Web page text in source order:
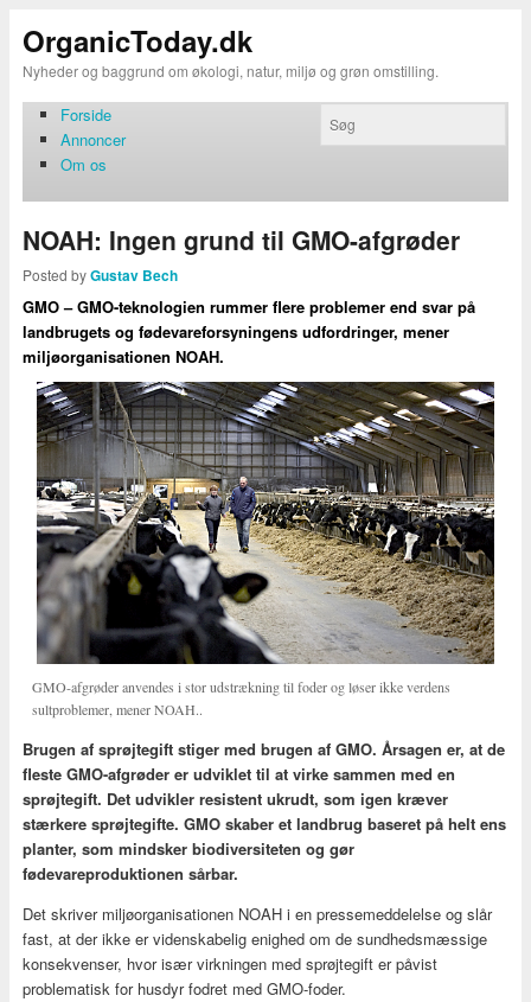
OrganicToday.dk
Nyheder og baggrund om økologi, natur, miljø og grøn omstilling.
Forside
Annoncer
Om os
NOAH: Ingen grund til GMO-afgrøder
Posted byGustav Bech
GMO – GMO-teknologien rummer flere problemer end svar på
landbrugets og fødevareforsyningens udfordringer, mener
miljøorganisationen NOAH.
GMO-afgrøder anvendes i stor udstrækning til foder og løser ikke verdens
sultproblemer, mener NOAH..
Brugen af sprøjtegift stiger med brugen af GMO. Årsagen er, at de
fleste GMO-afgrøder er udviklet til at virke sammen med en
sprøjtegift. Det udvikler resistent ukrudt, som igen kræver
stærkere sprøjtegifte. GMO skaber et landbrug baseret på helt ens
planter, som mindsker biodiversiteten og gør
fødevareproduktionen sårbar.
Det skriver miljøorganisationen NOAH i en pressemeddelelse og slår
fast, at der ikke er videnskabelig enighed om de sundhedsmæssige
konsekvenser, hvor især virkningen med sprøjtegift er påvist
problematisk for husdyr fodret med GMO-foder.